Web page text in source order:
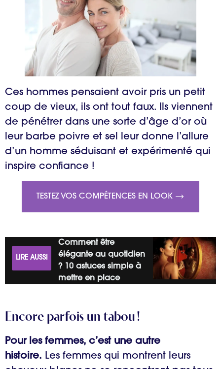
Ces hommes pensaient avoir pris un petit
coup de vieux, ils ont tout faux. Ils viennent
de pénétrer dans une sorte d’âge d’or où
leur barbe poivre et sel leur donne l’allure
d’un homme séduisant et expérimenté qui
inspire confiance !
TESTEZ VOS COMPÉTENCES EN LOOK
LIRE AUSSI
Comment être
élégante au quotidien
? 10 astuces simple à
mettre en place
Encore parfois un tabou !
Pour les femmes, c’est une autre
histoire. Les femmes qui montrent leurs